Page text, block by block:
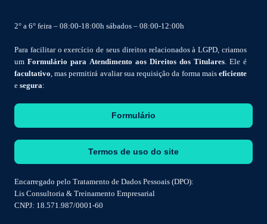
2° a 6° feira – 08:00-18:00h sábados – 08:00-12:00h
Para facilitar o exercício de seus direitos relacionados à LGPD, criamos
um Formulário para Atendimento aos Direitos dos Titulares. Ele é
facultativo, mas permitirá avaliar sua requisição da forma mais eficiente
e segura:
Formulário
Termos de uso do site
Encarregado pelo Tratamento de Dados Pessoais (DPO):
Lis Consultoria & Treinamento Empresarial
CNPJ: 18.571.987/0001-60